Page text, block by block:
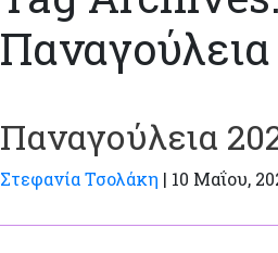
Παναγούλεια
Στεφανία Τσολάκη | 10 Μαΐου,